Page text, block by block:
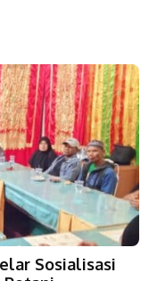
Sosialisasi